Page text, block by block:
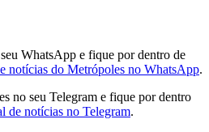
WhatsApp e fique por dentro de
notícias do Metrópoles no WhatsApp.
no seu Telegram e fique por dentro
de notícias no Telegram.